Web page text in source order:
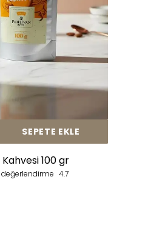
SEPETE EKLE
100 gr
değerlendirme 4.7